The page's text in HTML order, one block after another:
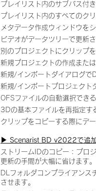
プレイリスト内のサブパス付
プレイリスト内のすべてのク
メタデータ作成ウィンドウを
ビデオがデータツリーで更新
別のプロジェクトにクリップ
新規プロジェクトの作成また
新規/インポートダイアログで
新規/インポートプロジェクト
OFSファイルの自動選択でき
3Dの基本ファイルを再指定す
クリップをコピーする際にデ
▶︎ Scenarist BD v2022で追
ストリームIDのコピー：プロ
更新の手間が大幅に省けます。
DLフォルダコンプライアン
させます。